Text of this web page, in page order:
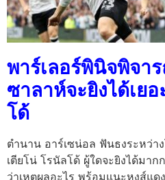
พาร์เลอร์พินิจพิจา
ซาลาห์จะยิงได้เย
โด้
ตำนาน อาร์เซน่อล ฟันธงระหว่า
เตียโน่ โรนัลโด้ ผู้ใดจะยิงได้มา
ว่าเหตุผลอะไร พร้อมแนะหงส์แ